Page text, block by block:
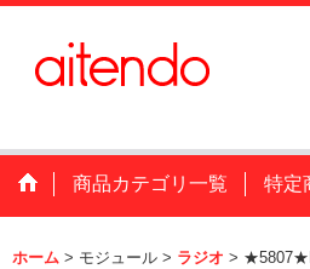
商品カテゴリ一覧 特定
ホーム > モジュール > ラジオ >